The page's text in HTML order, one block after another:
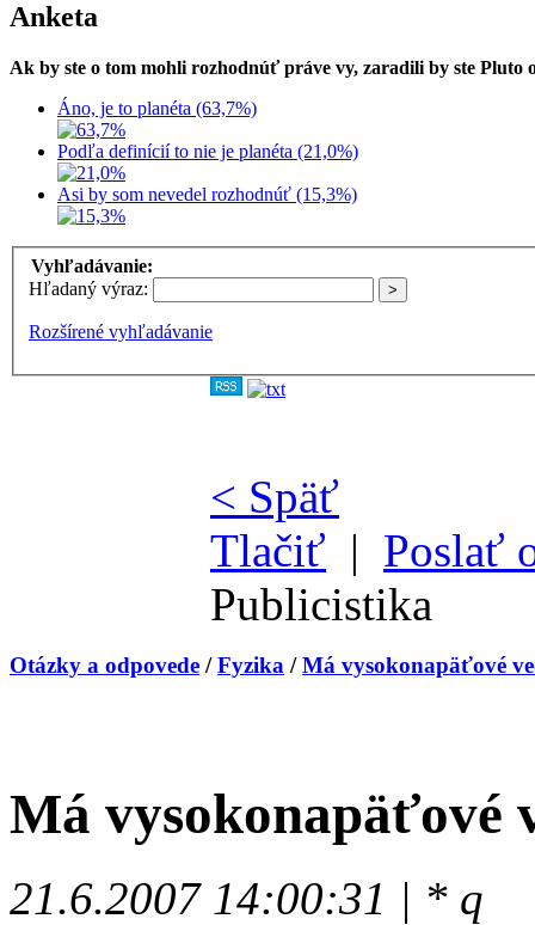
Anketa
Ak by ste o tom mohli rozhodnúť práve vy, zaradili by ste Pluto
Áno, je to planéta (63,7%)
Podľa definícií to nie je planéta (21,0%)
Asi by som nevedel rozhodnúť (15,3%)
Vyhľadávanie:
Hľadaný výraz:
Rozšírené vyhľadávanie
< Späť
Tlačiť | Poslať
Publicistika
Otázky a odpovede /Fyzika /Má vysokonapäťové
Má vysokonapäťové
21.6.2007 14:00:31 | * q